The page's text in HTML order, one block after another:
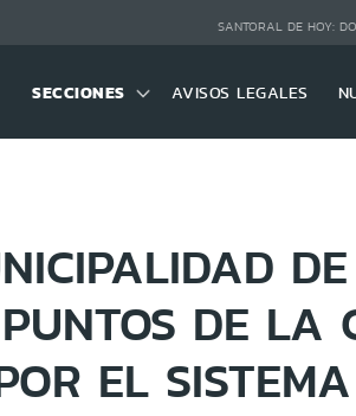
SANTORAL DE HOY:
SECCIONES AVISOS LEGALES
DE LA
EL